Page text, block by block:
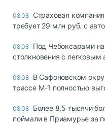
08.08 Страховая
требует 29 млн руб. с
08.08 Под Чебоксарами
столкновения с легковым
08.08 В Сафоновском
трассе М-1 полностью
08.08 Более 8,5 тысячи
поймали в Приамурье за